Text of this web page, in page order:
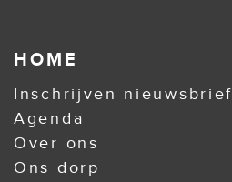
HOME
Inschrijven nieuwsbrief
Agenda
Over ons
Ons dorp